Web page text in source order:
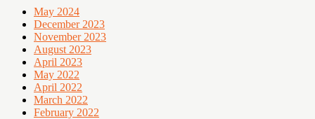
May 2024
December 2023
November 2023
August 2023
April 2023
May 2022
April 2022
March 2022
February 2022